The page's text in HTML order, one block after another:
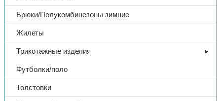
Брюки/Полукомбинезоны зимние
Жилеты
Трикотажные изделия
Футболки/поло
Толстовки